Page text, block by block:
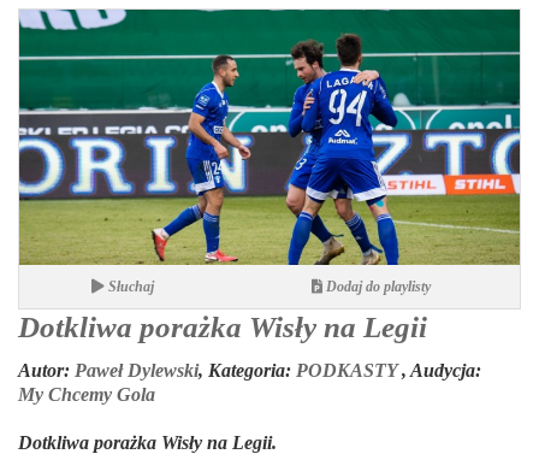
Słuchaj Dodaj do playlisty
Dotkliwa porażka Wisły na Legii
Autor: Paweł Dylewski, Kategoria: PODKASTY, Audycja:
My Chcemy Gola
Dotkliwa porażka Wisły na Legii.